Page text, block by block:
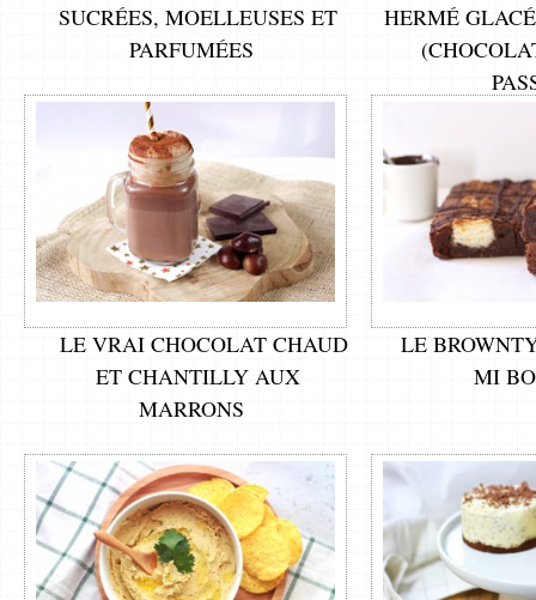
SUCRÉES, MOELLEUSES ET
PARFUMÉES
HERMÉ
LE VRAI CHOCOLAT CHAUD
ET CHANTILLY AUX
MARRONS
LE
MI